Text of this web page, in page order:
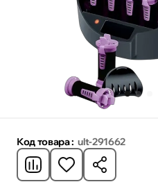
Код товара : ult-291662